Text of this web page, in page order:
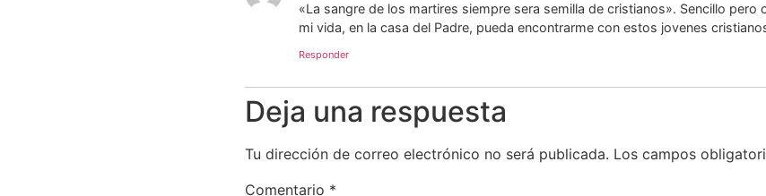
«La sangre de los martires siempre sera semilla de cristianos». Sencillo pero
mi vida, en la casa del Padre, pueda encontrarme con estos jovenes
Responder
Deja una respuesta
Tu dirección de correo electrónico no será publicada. Los campos
Comentario *